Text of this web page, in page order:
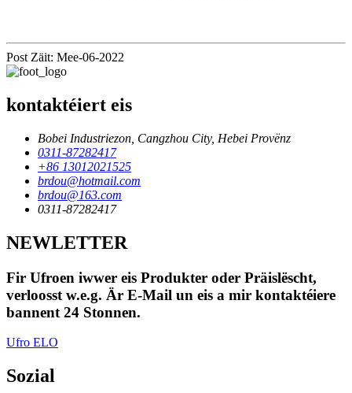
Post Zäit: Mee-06-2022
kontaktéiert eis
Bobei Industriezon, Cangzhou City, Hebei Provënz
0311-87282417
+86 13012021525
brdou@hotmail.com
brdou@163.com
0311-87282417
NEWLETTER
Fir Ufroen iwwer eis Produkter oder Präislëscht,
verloosst w.e.g. Är E-Mail un eis a mir kontaktéiere
bannent 24 Stonnen.
Ufro ELO
Sozial